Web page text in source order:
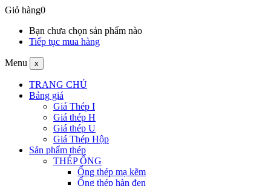
Giỏ hàng0
Bạn chưa chọn sản phẩm nào
Tiếp tục mua hàng
Menu x
TRANG CHỦ
Bảng giá
Giá Thép I
Giá thép H
Giá thép U
Giá Thép Hộp
Sản phẩm thép
THÉP ỐNG
Ống thép mạ kẽm
Ống thép hàn đen